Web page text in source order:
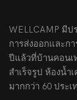
WELLCAMP มี
การส่งออกและก
ปีแล้วที่บ้านคอนเ
สำเร็จรูป ห้องน้ำ
มากกว่า 60 ประเ